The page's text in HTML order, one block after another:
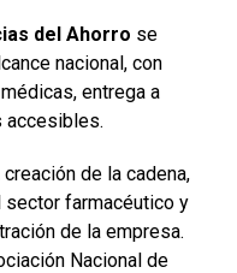
del Ahorro se
nacional, con
entrega a
accesibles.
de la cadena,
farmacéutico y
de la empresa.
Nacional de